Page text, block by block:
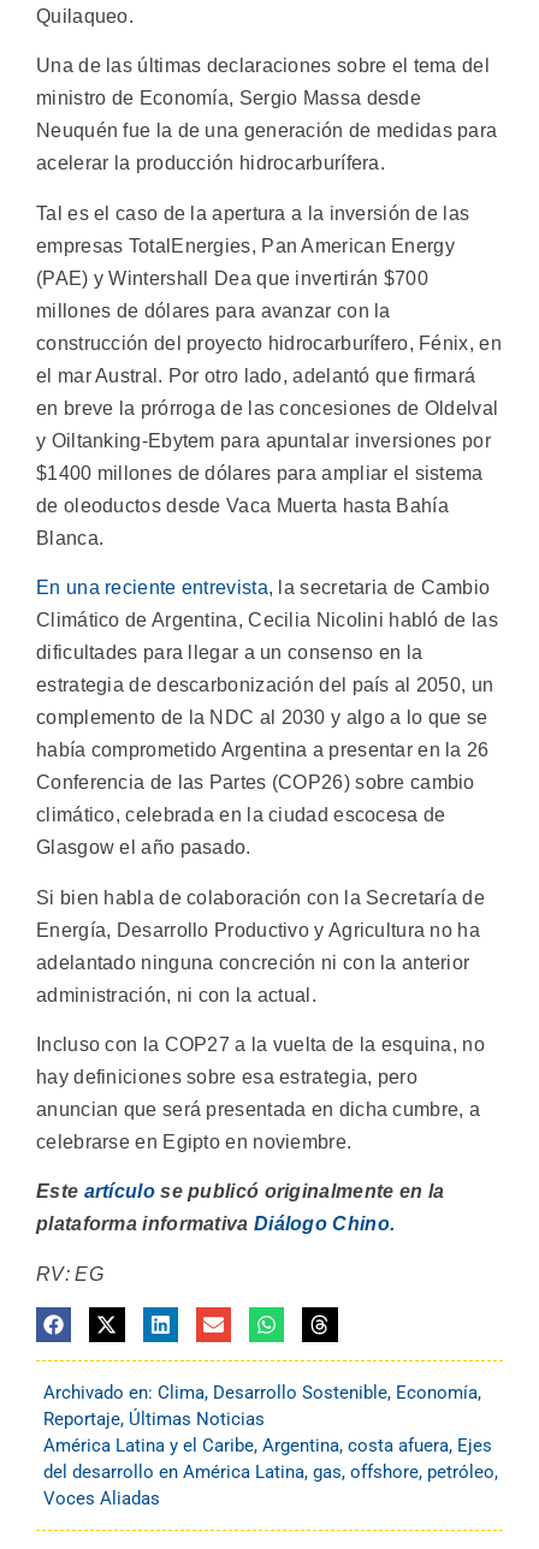
Quilaqueo.
Una de las últimas declaraciones sobre el tema del
ministro de Economía, Sergio Massa desde
Neuquén fue la de una generación de medidas para
acelerar la producción hidrocarburífera.
Tal es el caso de la apertura a la inversión de las
empresas TotalEnergies, Pan American Energy
(PAE) y Wintershall Dea que invertirán $700
millones de dólares para avanzar con la
construcción del proyecto hidrocarburífero, Fénix, en
el mar Austral. Por otro lado, adelantó que firmará
en breve la prórroga de las concesiones de Oldelval
y Oiltanking-Ebytem para apuntalar inversiones por
$1400 millones de dólares para ampliar el sistema
de oleoductos desde Vaca Muerta hasta Bahía
Blanca.
En una reciente entrevista, la secretaria de Cambio
Climático de Argentina, Cecilia Nicolini habló de las
dificultades para llegar a un consenso en la
estrategia de descarbonización del país al 2050, un
complemento de la NDC al 2030 y algo a lo que se
había comprometido Argentina a presentar en la 26
Conferencia de las Partes (COP26) sobre cambio
climático, celebrada en la ciudad escocesa de
Glasgow el año pasado.
Si bien habla de colaboración con la Secretaría de
Energía, Desarrollo Productivo y Agricultura no ha
adelantado ninguna concreción ni con la anterior
administración, ni con la actual.
Incluso con la COP27 a la vuelta de la esquina, no
hay definiciones sobre esa estrategia, pero
anuncian que será presentada en dicha cumbre, a
celebrarse en Egipto en noviembre.
Este artículose publicó originalmente en la
plataforma informativa Diálogo Chino.
RV: EG
Archivado en: Clima, Desarrollo Sostenible, Economía,
Reportaje, Últimas Noticias
América Latina y el Caribe, Argentina, costa afuera, Ejes
del desarrollo en América Latina, gas, offshore, petróleo,
Voces Aliadas